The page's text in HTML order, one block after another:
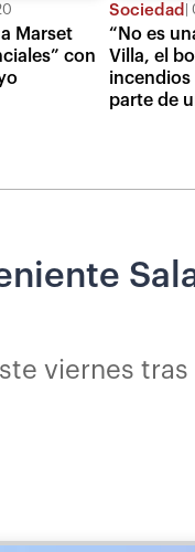
Marset
con
Sociedad
“No es
Villa, el
incendios
parte de
viernes